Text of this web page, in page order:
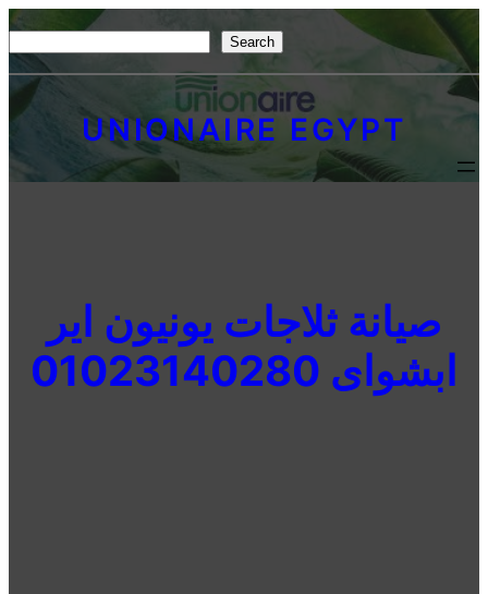
Skip
to
content
e
r
c
Search
UNIONAIRE EGYPT
صيانة ثلاجات يونيون اير
ابشواى 01023140280